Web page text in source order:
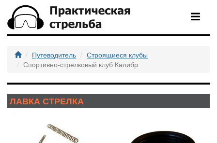
Путеводитель
Строящиеся клубы
Спортивно-стрелковый клуб Калибр
ЛАВКА СТРЕЛКА